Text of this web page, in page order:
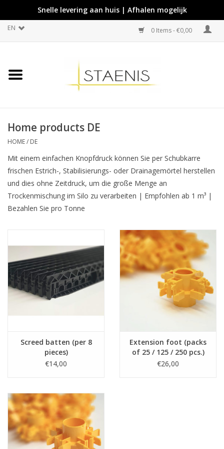
Snelle levering aan huis | Afhalen mogelijk
EN 0 Items - €0,00
Home products DE
HOME/ DE
Mit einem einfachen Knopfdruck können Sie per Schubkarre
frischen Estrich-, Stabilisierungs- oder Drainagemörtel herstellen
und dies ohne Zeitdruck, um die große Menge an
Trockenmischung im Silo zu verarbeiten | Empfohlen ab 1 m³ |
Bezahlen Sie pro Tonne
Screed batten (per 8
pieces)
€14,00
Extension foot (packs
of 25 / 125 / 250 pcs.)
€26,00